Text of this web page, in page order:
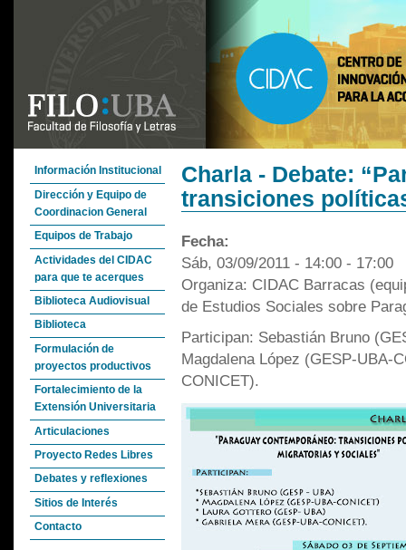
Información Institucional
Dirección y Equipo de
Coordinacion General
Equipos de Trabajo
Actividades del CIDAC
para que te acerques
Biblioteca Audiovisual
Biblioteca
Formulación de
proyectos productivos
Fortalecimiento de la
Extensión Universitaria
Articulaciones
Proyecto Redes Libres
Debates y reflexiones
Sitios de Interés
Contacto
Charla - Debate:
transiciones
Fecha:
Sáb, 03/09/2011 - 14:00 - 17:00
Organiza: CIDAC Barracas
de Estudios Sociales sobre
Participan: Sebastián Bruno
Magdalena López (GESP-UBA-
CONICET).